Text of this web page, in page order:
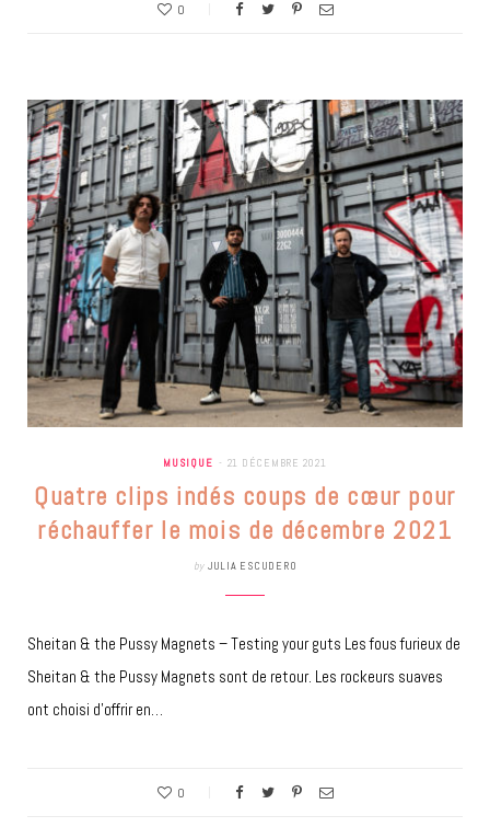
0
MUSIQUE 21 DÉCEMBRE 2021
Quatre clips indés coups de cœur pour
réchauffer le mois de décembre 2021
by JULIA ESCUDERO
Sheitan & the Pussy Magnets – Testing your guts Les fous furieux de
Sheitan & the Pussy Magnets sont de retour. Les rockeurs suaves
ont choisi d’offrir en…
0